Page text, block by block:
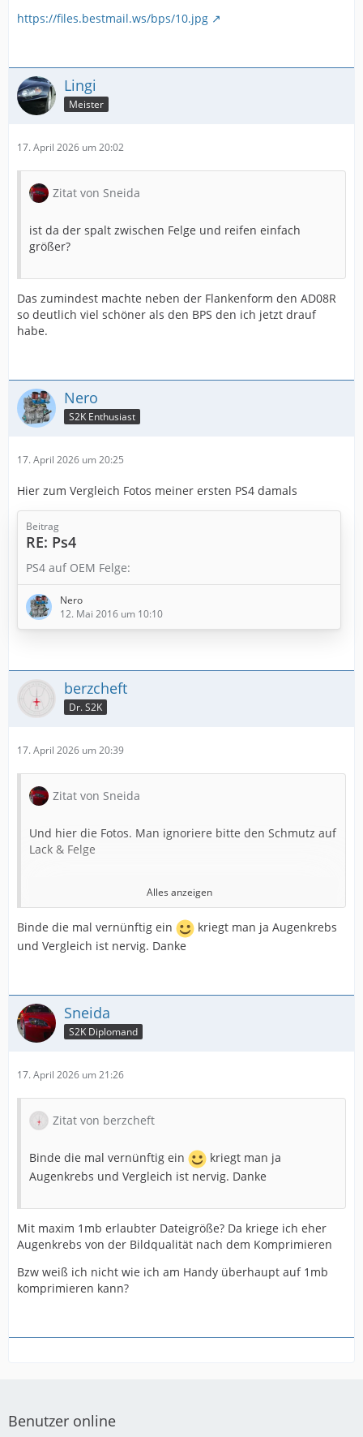
https://files.bestmail.ws/bps/10.jpg
Lingi
Meister
17. April 2026 um 20:02
Zitat von Sneida
ist da der spalt zwischen Felge und reifen einfach
größer?
Das zumindest machte neben der Flankenform den AD08R
so deutlich viel schöner als den BPS den ich jetzt drauf
habe.
Nero
S2K Enthusiast
17. April 2026 um 20:25
Hier zum Vergleich Fotos meiner ersten PS4 damals
Beitrag
RE: Ps4
PS4 auf OEM Felge:
Nero
12. Mai 2016 um 10:10
berzcheft
Dr. S2K
17. April 2026 um 20:39
Zitat von Sneida
Und hier die Fotos. Man ignoriere bitte den Schmutz auf
Lack & Felge
https://files.bestmail.ws/bps/1.jpg
https://files.bestmail.ws/bps/3.jpg
https://files.bestmail.ws/bps/4.jpg
https://files.bestmail.ws/bps/5.jpg
https://files.bestmail.ws/bps/6.jpg
https://files.bestmail.ws/bps/7.jpg
https://files.bestmail.ws/bps/9.jpg
https://files.bestmail.ws/bps/10.jpg
Alles anzeigen
Binde die mal vernünftig ein
kriegt man ja Augenkrebs
und Vergleich ist nervig. Danke
Sneida
S2K Diplomand
17. April 2026 um 21:26
Zitat von berzcheft
Binde die mal vernünftig ein
kriegt man ja
Augenkrebs und Vergleich ist nervig. Danke
Mit maxim 1mb erlaubter Dateigröße? Da kriege ich eher
Augenkrebs von der Bildqualität nach dem Komprimieren
Bzw weiß ich nicht wie ich am Handy überhaupt auf 1mb
komprimieren kann?
Benutzer online